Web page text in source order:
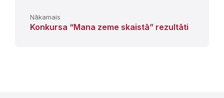
Nākamais
Konkursa “Mana zeme skaistā” rezultāti